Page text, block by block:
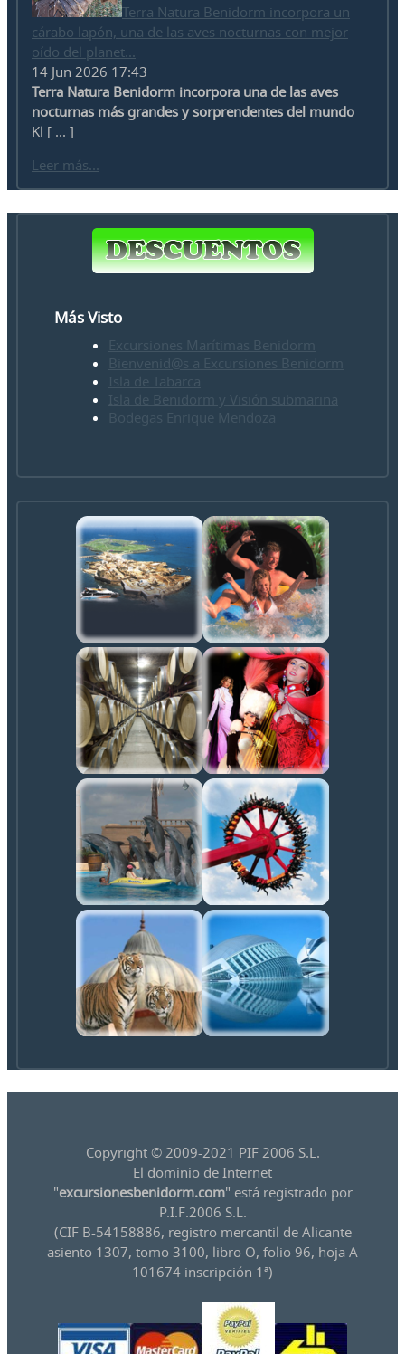
Terra Natura Benidorm incorpora un
cárabo lapón, una de las aves nocturnas con mejor
oído del planet...
14 Jun 2026 17:43
Terra Natura Benidorm incorpora una de las aves
nocturnas más grandes y sorprendentes del mundo
Kl [ ... ]
Leer más...
Más Visto
Excursiones Marítimas Benidorm
Bienvenid@s a Excursiones Benidorm
Isla de Tabarca
Isla de Benidorm y Visión submarina
Bodegas Enrique Mendoza
Copyright © 2009-2021 PIF 2006 S.L.
El dominio de Internet
"excursionesbenidorm.com" está registrado por
P.I.F.2006 S.L.
(CIF B-54158886, registro mercantil de Alicante
asiento 1307, tomo 3100, libro O, folio 96, hoja A
101674 inscripción 1ª)